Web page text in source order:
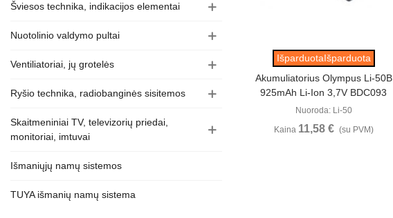
Šviesos technika, indikacijos elementai
Nuotolinio valdymo pultai
Ventiliatoriai, jų grotelės
Ryšio technika, radiobanginės sisitemos
Skaitmeniniai TV, televizorių priedai,
monitoriai, imtuvai
Išmaniųjų namų sistemos
TUYA išmanių namų sistema
Peržiūrėti
IšparduotaIšparduota
Akumuliatorius Olympus Li-50B
925mAh Li-Ion 3,7V BDC093
Nuoroda: Li-50
Kaina 11,58 € (su PVM)